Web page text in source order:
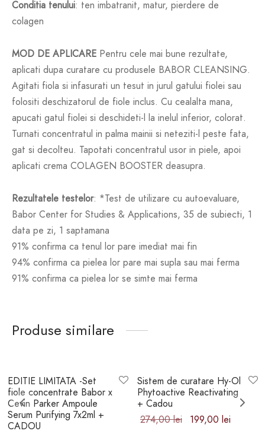
Conditia tenului: ten imbatranit, matur, pierdere de
colagen
MOD DE APLICARE Pentru cele mai bune rezultate,
aplicati dupa curatare cu produsele BABOR CLEANSING.
Agitati fiola si infasurati un tesut in jurul gatului fiolei sau
folositi deschizatorul de fiole inclus. Cu cealalta mana,
apucati gatul fiolei si deschideti-l la inelul inferior, colorat.
Turnati concentratul in palma mainii si neteziti-l peste fata,
gat si decolteu. Tapotati concentratul usor in piele, apoi
aplicati crema COLAGEN BOOSTER deasupra.
Rezultatele testelor: *Test de utilizare cu autoevaluare,
Babor Center for Studies & Applications, 35 de subiecti, 1
data pe zi, 1 saptamana
91% confirma ca tenul lor pare imediat mai fin
94% confirma ca pielea lor pare mai supla sau mai ferma
91% confirma ca pielea lor se simte mai ferma
Produse similare
EDITIE LIMITATA -Set
fiole concentrate Babor x
Cevin Parker Ampoule
Serum Purifying 7x2ml +
CADOU
Sistem de curatare Hy-Ol
Phytoactive Reactivating
+ Cadou
274,00lei
Prețul inițial
199,00 lei